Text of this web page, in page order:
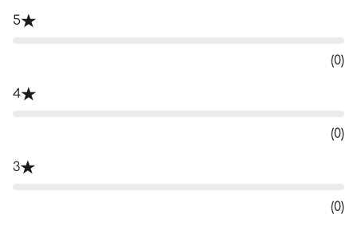
5
(0)
4
(0)
3
(0)